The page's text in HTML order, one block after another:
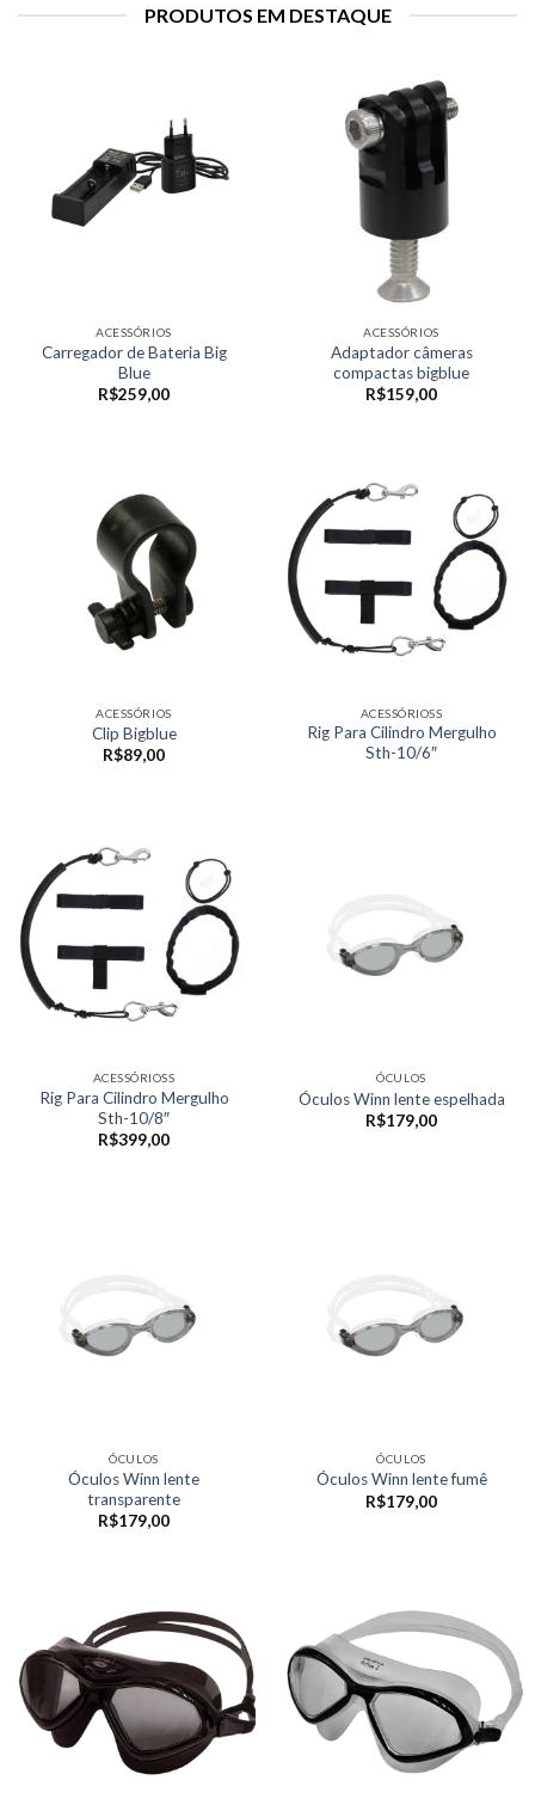
PRODUTOS EM DESTAQUE
ACESSÓRIOS
Carregador de Bateria Big
Blue
R$259,00
ACESSÓRIOS
Adaptador câmeras
compactas bigblue
R$159,00
ACESSÓRIOS
Clip Bigblue
R$89,00
ACESSÓRIOSS
Rig Para Cilindro Mergulho
Sth-10/6″
ACESSÓRIOSS
Rig Para Cilindro Mergulho
Sth-10/8″
R$399,00
ÓCULOS
Óculos Winn lente espelhada
R$179,00
ÓCULOS
Óculos Winn lente
transparente
R$179,00
ÓCULOS
Óculos Winn lente fumê
R$179,00